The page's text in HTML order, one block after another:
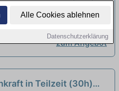
Alle Cookies ablehnen
Datenschutzerklärung
begleiten,
Finneland | Bad Bibra
zum Angebot
in Teilzeit (30h)